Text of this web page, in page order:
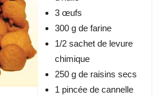
3 œufs
300 g de farine
1/2 sachet de levure
chimique
250 g de raisins secs
1 pincée de cannelle